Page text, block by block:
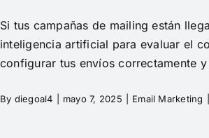
Si tus campañas de mailing están
inteligencia artificial para evaluar el
configurar tus envíos correctamente
By diegoal4 mayo 7, 2025 Email Marketing